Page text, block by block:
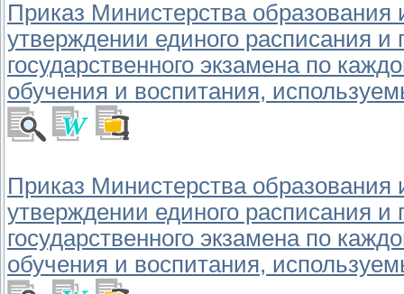
Приказ Министерства
утверждении единого расписания и
государственного экзамена по
обучения и воспитания,
Приказ Министерства
утверждении единого расписания и
государственного экзамена по
обучения и воспитания,